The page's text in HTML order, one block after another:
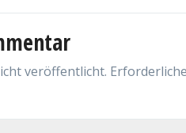
veröffentlicht.